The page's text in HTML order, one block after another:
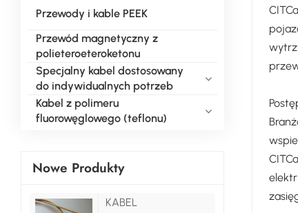
Przewody i kable PEEK
Przewód magnetyczny z
polieteroeteroketonu
Specjalny kabel dostosowany
do indywidualnych potrzeb
Kabel z polimeru
fluorowęglowego (teflonu)
Nowe Produkty
KABEL